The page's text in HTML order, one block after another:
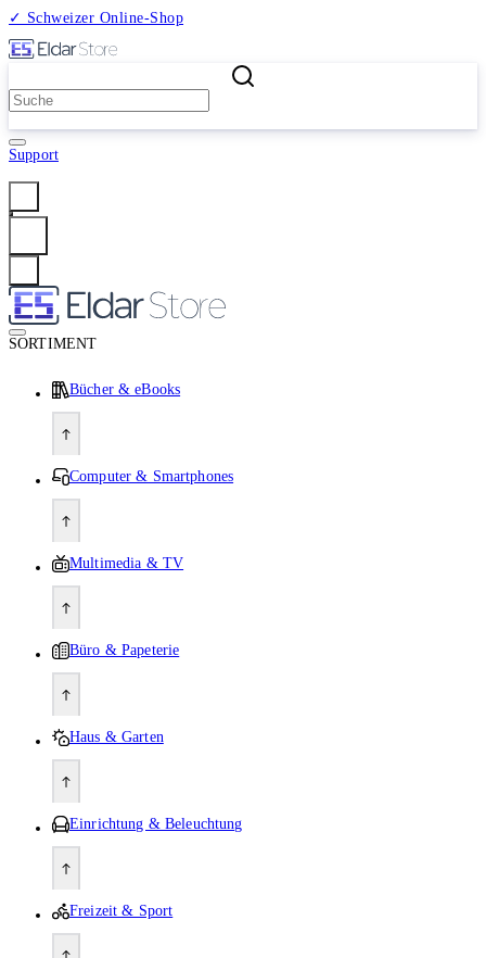
✓ Schweizer Online-Shop
Support
SORTIMENT
Bücher & eBooks
Computer & Smartphones
Multimedia & TV
Büro & Papeterie
Haus & Garten
Einrichtung & Beleuchtung
Freizeit & Sport